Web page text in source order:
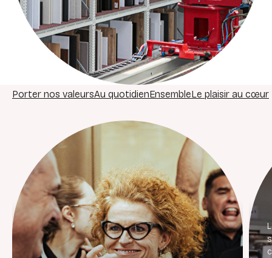
Porter nos valeursAu quotidienEnsembleLe plaisir au cœur